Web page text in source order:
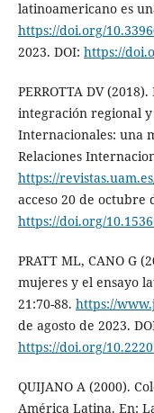
latinoamericano es
https://doi.org/
2023. DOI: https://
PERROTTA DV
integración regional y
Internacionales: una
Relaciones
https://
acceso 20 de octubre
https://doi.org/
PRATT ML, CANO G
mujeres y el ensayo
21:70-88. https://
de agosto de 2023.
https://doi.org/
QUIJANO A (2000).
América Latina. En: